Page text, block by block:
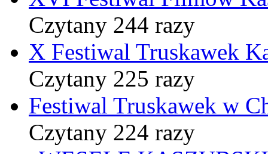
Czytany 244 razy
X Festiwal Truskawek
Czytany 225 razy
Festiwal Truskawek w
Czytany 224 razy